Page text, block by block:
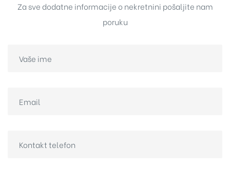
Za sve dodatne informacije o nekretnini pošaljite nam
poruku